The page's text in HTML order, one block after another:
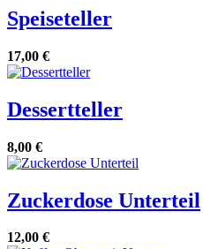
Speiseteller
17,00 €
Dessertteller
8,00 €
Zuckerdose Unterteil
12,00 €